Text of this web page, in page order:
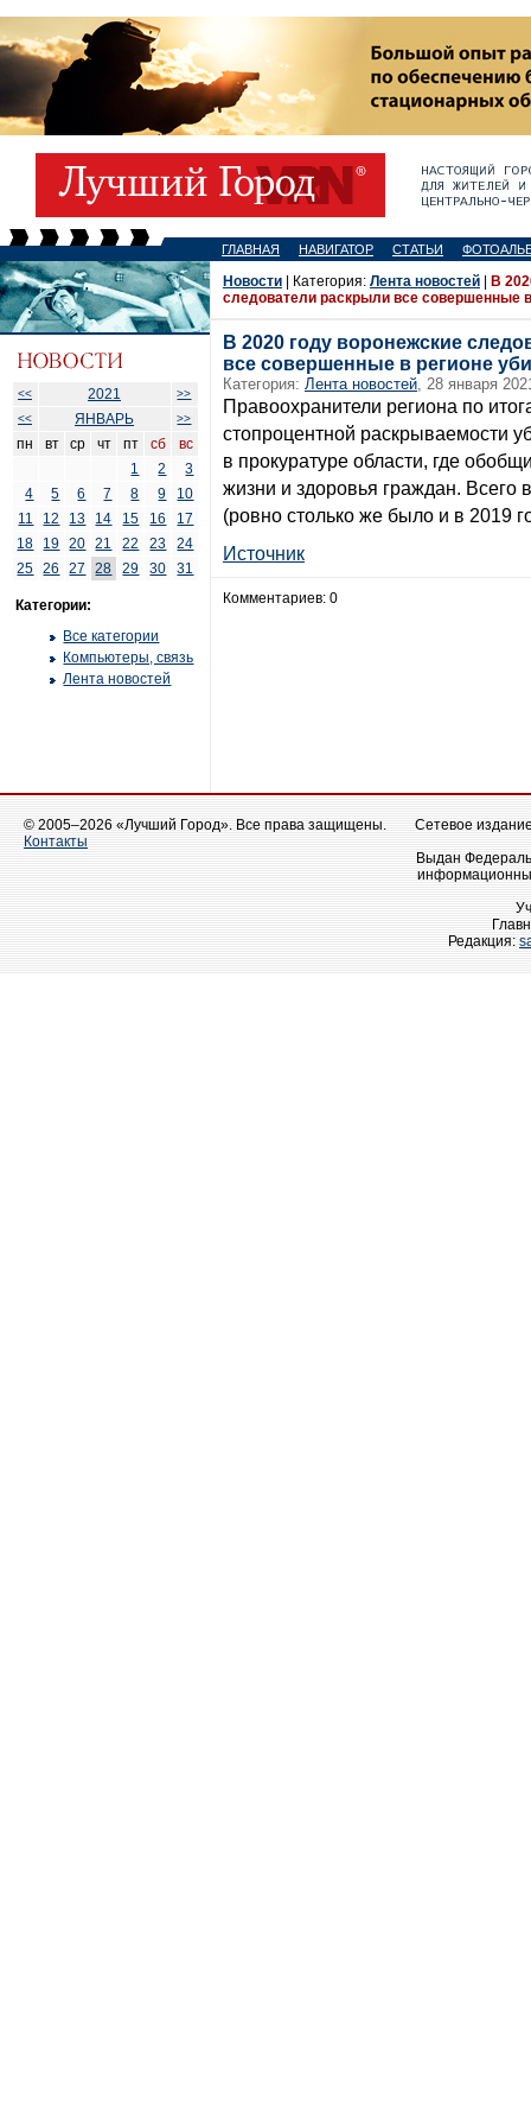
ГЛАВНАЯ НАВИГАТОР СТАТЬИ
<< 2021
>>
<<
ЯНВАРЬ >>
пн вт ср чт пт сб
вс
1
2
3
4
5 6 7 8 9
10
11
12 13 14 15 16
17
18
19 20 21 22 23
24
25
26 27 28 29 30 31
Категории:
Все категории
Компьютеры, связь
Лента новостей
Новости | Категория: Лента новостей
В
следователи раскрыли все совершенные
В 2020 году воронежские
все совершенные в регионе
Категория: Лента новостей, 28 января
Правоохранители региона по
стопроцентной раскрываемости
в прокуратуре области, где
жизни и здоровья граждан. Всего
(ровно столько же было и в 2019
Источник
Комментариев: 0
© 2005–2026 «Лучший Город». Все права защищены.
Контакты
Сетевое
Выдан
Редакция: